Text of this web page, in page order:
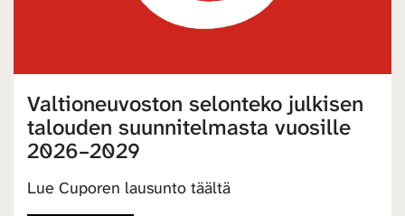
Valtioneuvoston selonteko julkisen
talouden suunnitelmasta vuosille
2026–2029
Lue Cuporen lausunto täältä